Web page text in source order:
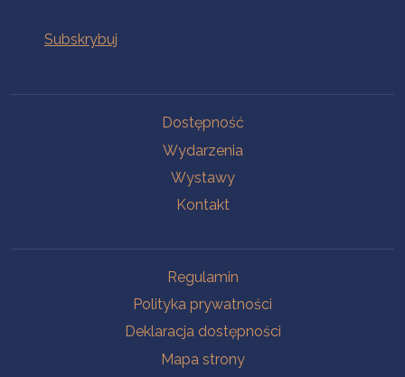
Dostępność
Wydarzenia
Wystawy
Kontakt
Regulamin
Polityka prywatności
Deklaracja dostępności
Mapa strony